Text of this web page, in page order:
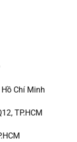
Hồ Chí Minh
TP.HCM